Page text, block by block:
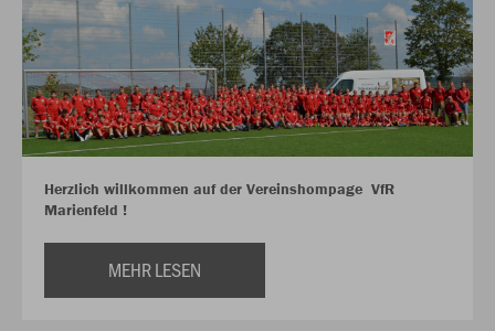
Herzlich willkommen auf der Vereinshompage VfR
Marienfeld !
MEHR LESEN